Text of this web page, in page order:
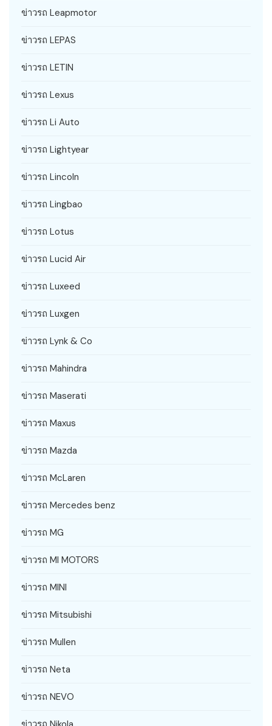
ข่าวรถ Leapmotor
ข่าวรถ LEPAS
ข่าวรถ LETIN
ข่าวรถ Lexus
ข่าวรถ Li Auto
ข่าวรถ Lightyear
ข่าวรถ Lincoln
ข่าวรถ Lingbao
ข่าวรถ Lotus
ข่าวรถ Lucid Air
ข่าวรถ Luxeed
ข่าวรถ Luxgen
ข่าวรถ Lynk & Co
ข่าวรถ Mahindra
ข่าวรถ Maserati
ข่าวรถ Maxus
ข่าวรถ Mazda
ข่าวรถ McLaren
ข่าวรถ Mercedes benz
ข่าวรถ MG
ข่าวรถ MI MOTORS
ข่าวรถ MINI
ข่าวรถ Mitsubishi
ข่าวรถ Mullen
ข่าวรถ Neta
ข่าวรถ NEVO